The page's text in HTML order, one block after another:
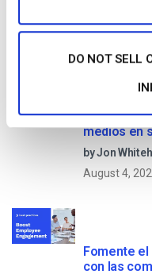
DO NOT SELL
OTT Full
medios en
by Jon
August 4,
Fomente
con las